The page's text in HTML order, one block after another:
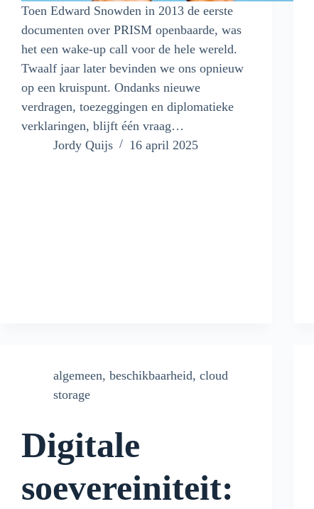
Toen Edward Snowden in 2013 de eerste
documenten over PRISM openbaarde, was
het een wake-up call voor de hele wereld.
Twaalf jaar later bevinden we ons opnieuw
op een kruispunt. Ondanks nieuwe
verdragen, toezeggingen en diplomatieke
verklaringen, blijft één vraag…
Jordy Quijs
16 april 2025
algemeen, beschikbaarheid, cloud
storage
Digitale
soevereiniteit: